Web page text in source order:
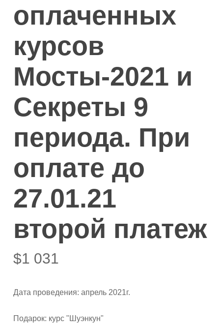
оплаченных
курсов
Мосты-2021 и
Секреты 9
периода. При
оплате до
27.01.21
второй платеж
$1 031
Дата проведения: апрель 2021г.
Подарок: курс "Шуэнкун"